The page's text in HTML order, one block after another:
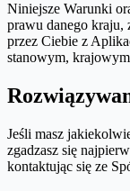
Niniejsze Warunki
prawu danego kraju,
przez Ciebie z
stanowym,
Jeśli masz
zgadzasz się
kontaktując się ze